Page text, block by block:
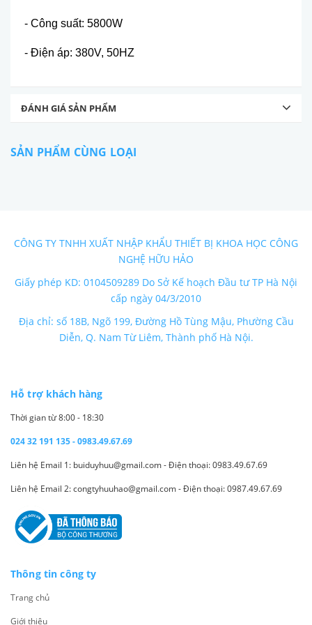
- Công suất: 5800W
- Điện áp: 380V, 50HZ
ĐÁNH GIÁ SẢN PHẨM
SẢN PHẨM CÙNG LOẠI
CÔNG TY TNHH XUẤT NHẬP KHẨU THIẾT BỊ KHOA HỌC CÔNG
NGHỆ HỮU HẢO
Giấy phép KD: 0104509289 Do Sở Kế hoạch Đầu tư TP Hà Nội
cấp ngày 04/3/2010
Địa chỉ: số 18B, Ngõ 199, Đường Hồ Tùng Mậu, Phường Cầu
Diễn, Q. Nam Từ Liêm, Thành phố Hà Nội.
Hỗ trợ khách hàng
Thời gian từ 8:00 - 18:30
024 32 191 135 - 0983.49.67.69
Liên hệ Email 1: buiduyhuu@gmail.com - Điện thoại: 0983.49.67.69
Liên hệ Email 2: congtyhuuhao@gmail.com - Điện thoại: 0987.49.67.69
Thông tin công ty
Trang chủ
Giới thiệu